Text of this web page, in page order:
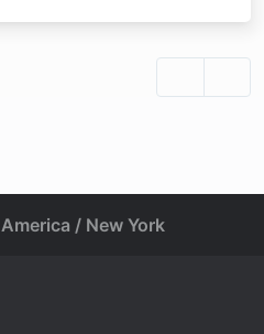
America / New York